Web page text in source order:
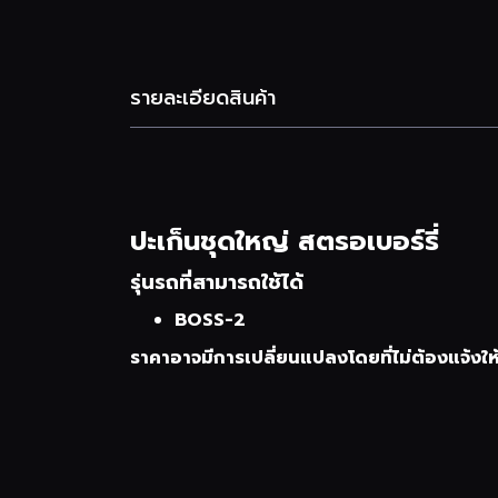
รายละเอียดสินค้า
ปะเก็นชุดใหญ่ สตรอเบอร์รี่
รุ่นรถที่สามารถใช้ได้
BOSS-2
ราคาอาจมีการเปลี่ยนแปลงโดยที่ไม่ต้องแจ้งใ